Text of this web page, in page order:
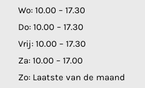
Wo: 10.00 – 17.30
Do: 10.00 – 17.30
Vrij: 10.00 – 17.30
Za: 10.00 – 17.00
Zo: Laatste van de maand